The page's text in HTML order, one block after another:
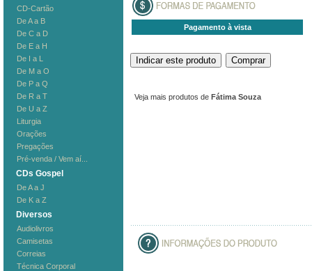
CD-Cartão
De A a B
De C a D
De E a H
De I a L
De M a O
De P a Q
De R a T
De U a Z
Liturgia
Orações
Pregações
Pré-venda / Vem aí...
CDs Gospel
De A a J
De K a Z
Diversos
Audiolivros
Camisetas
Correias
Técnica Corporal
Pagamento à vista
Veja mais produtos de Fátima Souza